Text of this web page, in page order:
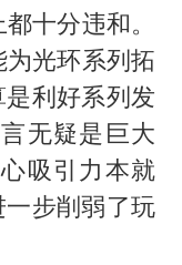
十分违和。
光环系列拓
利好系列发
无疑是巨大
吸引力本就
步削弱了玩